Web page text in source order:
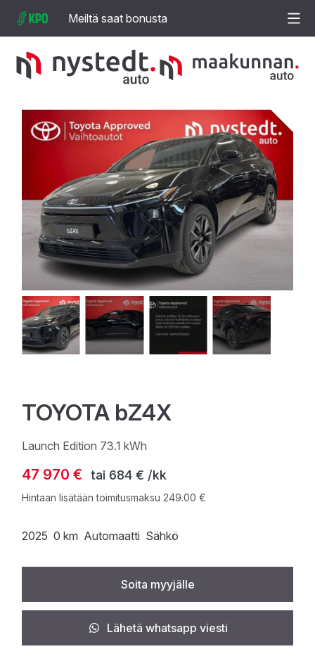
Meiltä saat bonusta
TOYOTA bZ4X
Launch Edition 73.1 kWh
47 970 € tai 684 € /kk
Hintaan lisätään toimitusmaksu 249.00 €
2025 0 km Automaatti Sähkö
Soita myyjälle
Lähetä whatsapp viesti